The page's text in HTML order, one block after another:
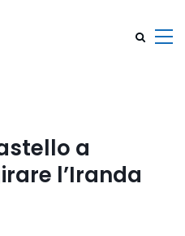
a
l’Iranda